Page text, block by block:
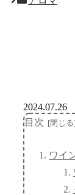
2024.07.26
目次
ワイ